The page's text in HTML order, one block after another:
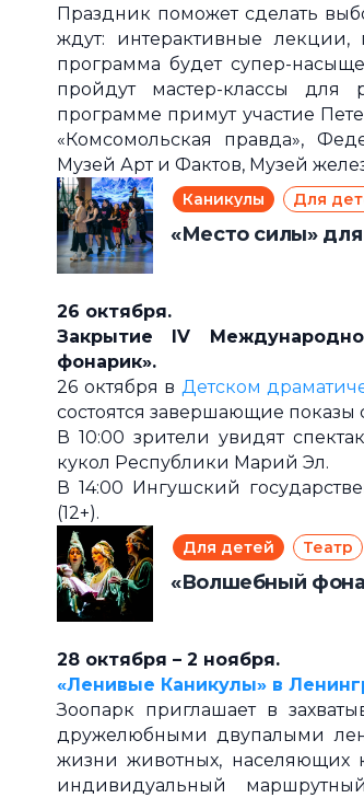
Праздник поможет сделать
ждут: интерактивные
программа будет супер-
пройдут мастер-классы для
программе примут участие
«Комсомольская правда»,
Музей Арт и Фактов, Музей
Каникулы Для
«Место силы» для
26 октября.
Закрытие IV
фонарик».
26 октября в Детском
состоятся завершающие показы
В 10:00 зрители увидят
кукол Республики Марий Эл.
В 14:00 Ингушский
(12+).
Для детей Театр
«Волшебный
28 октября – 2 ноября.
«Ленивые Каникулы» в
Зоопарк приглашает в
дружелюбными двупалыми
жизни животных, населяющих
индивидуальный